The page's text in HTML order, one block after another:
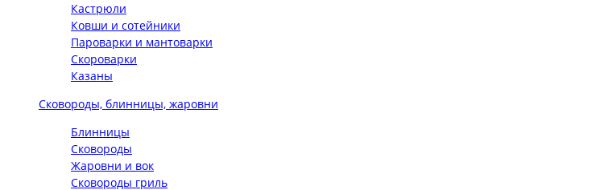
Кастрюли
Ковши и сотейники
Пароварки и мантоварки
Скороварки
Казаны
Сковороды, блинницы, жаровни
Блинницы
Сковороды
Жаровни и вок
Сковороды гриль